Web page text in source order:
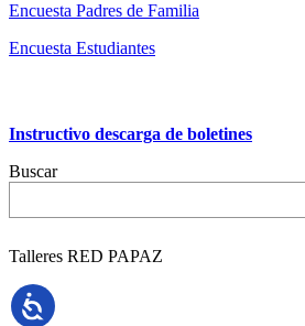
Encuesta Padres de Familia
Encuesta Estudiantes
Instructivo descarga de boletines
Buscar
Talleres RED PAPAZ